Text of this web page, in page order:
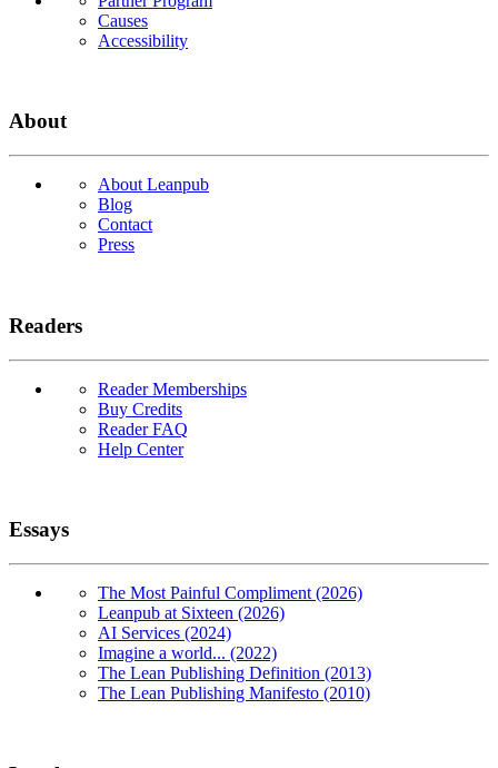
Causes
Accessibility
About
About Leanpub
Blog
Contact
Press
Readers
Reader Memberships
Buy Credits
Reader FAQ
Help Center
Essays
The Most Painful Compliment (2026)
Leanpub at Sixteen (2026)
AI Services (2024)
Imagine a world... (2022)
The Lean Publishing Definition (2013)
The Lean Publishing Manifesto (2010)